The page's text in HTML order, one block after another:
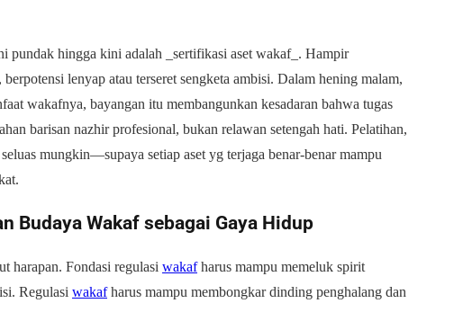
pundak hingga kini adalah _sertifikasi aset wakaf_. Hampir
lenyap atau terseret sengketa ambisi. Dalam hening malam,
wakafnya, bayangan itu membangunkan kesadaran bahwa tugas
barisan nazhir profesional, bukan relawan setengah hati. Pelatihan,
mungkin—supaya setiap aset yg terjaga benar-benar mampu
Budaya Wakaf sebagai Gaya Hidup
harapan. Fondasi regulasi wakafharus mampu memeluk spirit
Regulasi wakafharus mampu membongkar dinding penghalang dan